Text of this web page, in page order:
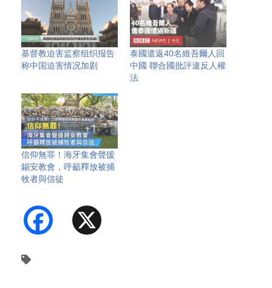
基督教迫害监察组织报告
称中国迫害情况加剧
泰國遣返40名維吾爾人回
中國 聯合國批評違反人權
法
信仰無罪！海牙集會聲援
錫安教會，呼籲釋放被捕
牧者與信徒
Facebook